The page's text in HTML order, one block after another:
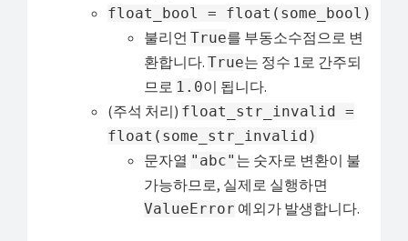
float_bool = float(some_bool)
불리언 True를 부동소수점으로 변
환합니다. True는 정수 1로 간주되
므로 1.0이 됩니다.
(주석 처리) float_str_invalid =
float(some_str_invalid)
문자열 "abc" 는 숫자로 변환이 불
가능하므로, 실제로 실행하면
ValueError 예외가 발생합니다.